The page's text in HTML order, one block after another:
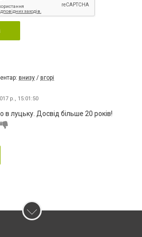
внизу / вгорі
р., 15:01:50
в луцьку. Досвід більше 20 років!